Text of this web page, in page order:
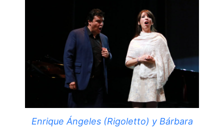
Enrique Ángeles (Rigoletto) y Bárbara